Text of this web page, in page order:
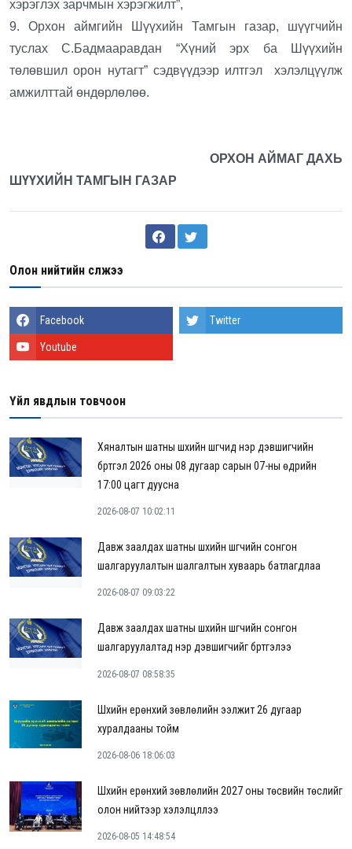
хэрэглэх зарчмын хэрэгжилт”,
9. Орхон аймгийн Шүүхийн Тамгын газар, шүүгчийн
туслах С.Бадмааравдан “Хүний эрх ба Шүүхийн
төлөвшил орон нутагт” сэдвүүдээр илтгэл хэлэлцүүлж
амжилттай өндөрлөлөө.
ОРХОН АЙМАГ ДАХЬ
ШҮҮХИЙН ТАМГЫН ГАЗАР
Олон нийтийн сүлжээ
Facebook Twitter
Youtube
Үйл явдлын товчоон
Хяналтын шатны шүүхийн шүүгчид нэр дэвшигчийн
бүртгэл 2026 оны 08 дугаар сарын 07-ны өдрийн
17:00 цагт дуусна
2026-08-07 10:02:11
Давж заалдах шатны шүүхийн шүүгчийн сонгон
шалгаруулалтын шалгалтын хуваарь батлагдлаа
2026-08-07 09:03:22
Давж заалдах шатны шүүхийн шүүгчийн сонгон
шалгаруулалтад нэр дэвшигчийг бүртгэлээ
2026-08-07 08:58:35
Шүүхийн ерөнхий зөвлөлийн ээлжит 26 дугаар
хуралдааны тойм
2026-08-06 18:06:03
Шүүхийн ерөнхий зөвлөлийн 2027 оны төсвийн төслийг
олон нийтээр хэлэлцүүллээ
2026-08-05 14:48:54